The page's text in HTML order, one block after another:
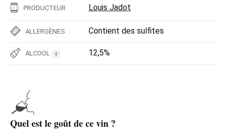
PRODUCTEUR Louis Jadot
ALLERGÈNES Contient des sulfites
ALCOOL i 12,5%
Quel est le goût de ce vin ?